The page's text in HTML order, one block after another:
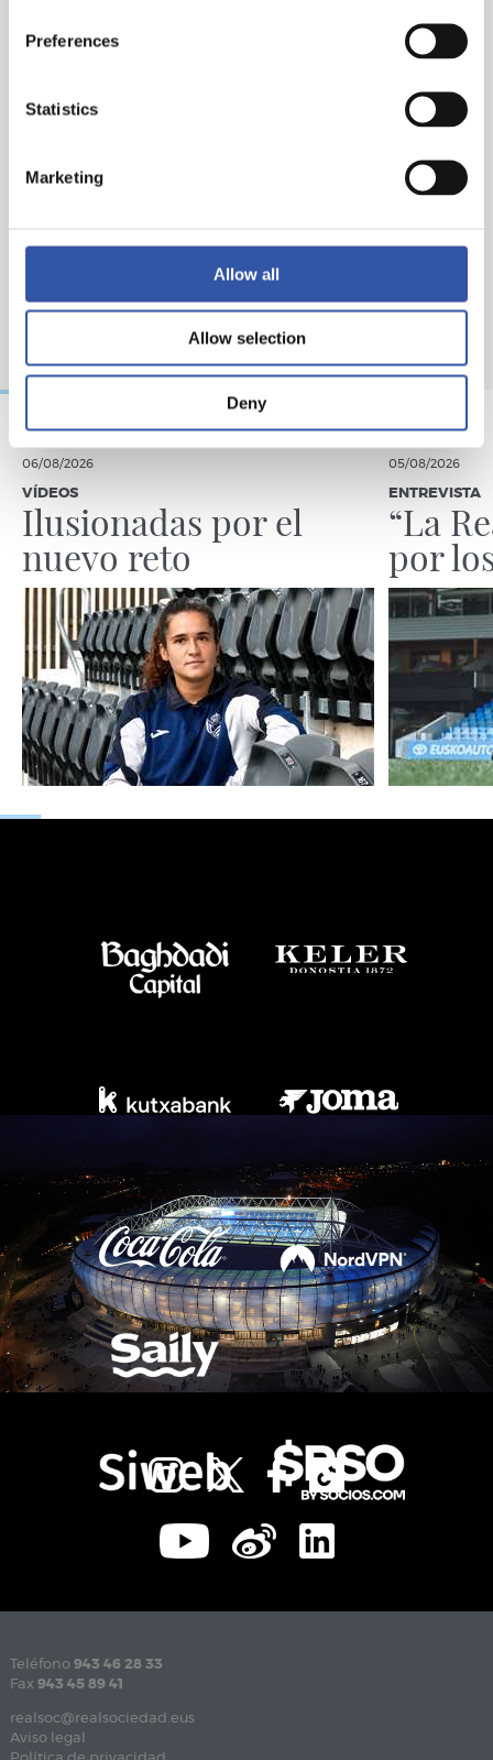
Preferences
Statistics
Marketing
Allow all
Allow selection
Deny
Asistencia: 28.510 espectadores.
06/08/2026
VÍDEOS
Ilusionadas por el
nuevo reto
05/08/2026
ENTREVISTA
“La
por
Teléfono 943 46 28 33
Fax 943 45 89 41
realsoc@realsociedad.eus
Aviso legal